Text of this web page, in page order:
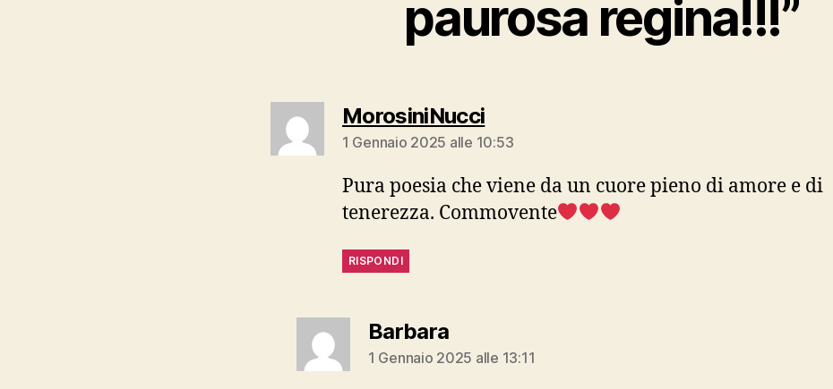
paurosa regina!!!”
MorosiniNuccidice:
1 Gennaio 2025 alle 10:53
Pura poesia che viene da un cuore pieno di amore e di
tenerezza. Commovente
RISPONDI
Barbaradice:
1 Gennaio 2025 alle 13:11